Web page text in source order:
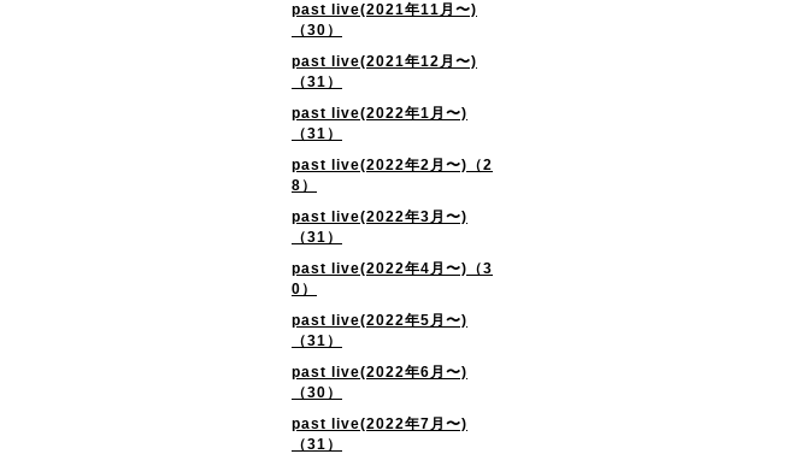
past live(2021年11月〜)
（30）
past live(2021年12月〜)
（31）
past live(2022年1月〜)
（31）
past live(2022年2月〜)（2
8）
past live(2022年3月〜)
（31）
past live(2022年4月〜)（3
0）
past live(2022年5月〜)
（31）
past live(2022年6月〜)
（30）
past live(2022年7月〜)
（31）